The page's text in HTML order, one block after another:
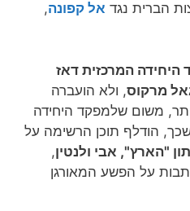
הברית נגד אל קפונה,
היחידה המרכזית דאז
מרקוס, ולא הועברה
משום שלמפקד היחידה
שכך, הודלף תוכן הרשימה על
"הארץ", אבי ולנטין,
על הפשע המאורגן